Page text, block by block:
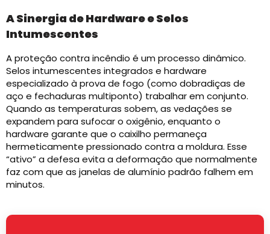
A Sinergia de Hardware e Selos
Intumescentes
A proteção contra incêndio é um processo dinâmico.
Selos intumescentes integrados e hardware
especializado à prova de fogo (como dobradiças de
aço e fechaduras multiponto) trabalhar em conjunto.
Quando as temperaturas sobem, as vedações se
expandem para sufocar o oxigênio, enquanto o
hardware garante que o caixilho permaneça
hermeticamente pressionado contra a moldura. Esse
“ativo” a defesa evita a deformação que normalmente
faz com que as janelas de alumínio padrão falhem em
minutos.